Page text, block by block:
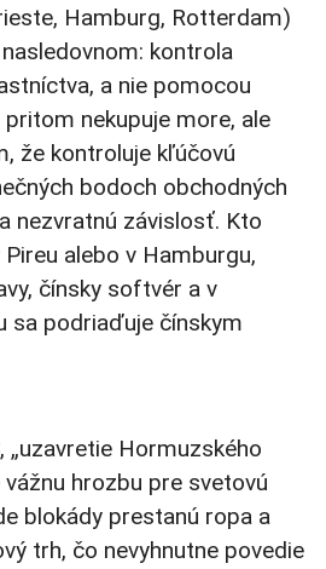
Hamburg, Rotterdam)
kontrola
a nie pomocou
pritom nekupuje more, ale
že kontroluje kľúčovú
bodoch obchodných
nezvratnú závislosť. Kto
alebo v Hamburgu,
čínsky softvér a v
sa podriaďuje čínskym
„uzavretie Hormuzského
hrozbu pre svetovú
blokády prestanú ropa a
trh, čo nevyhnutne povedie